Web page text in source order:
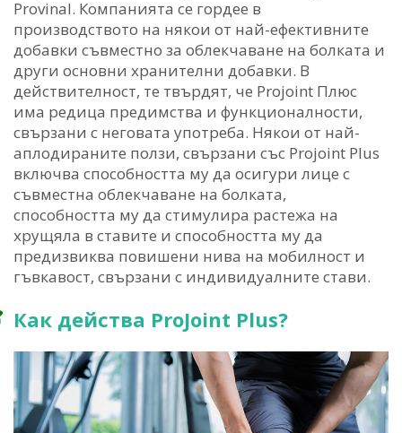
Provinal. Компанията се гордее в
производството на някои от най-ефективните
добавки съвместно за облекчаване на болката и
други основни хранителни добавки. В
действителност, те твърдят, че Projoint Плюс
има редица предимства и функционалности,
свързани с неговата употреба. Някои от най-
аплодираните ползи, свързани със Projoint Plus
включва способността му да осигури лице с
съвместна облекчаване на болката,
способността му да стимулира растежа на
хрущяла в ставите и способността му да
предизвиква повишени нива на мобилност и
гъвкавост, свързани с индивидуалните стави.
Как действа ProJoint Plus?